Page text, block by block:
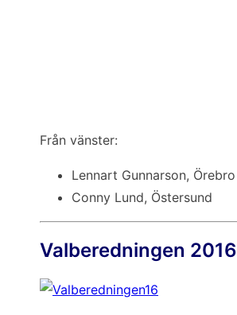
Från vänster:
Lennart Gunnarson, Örebro
Conny Lund, Östersund
Valberedningen 2016